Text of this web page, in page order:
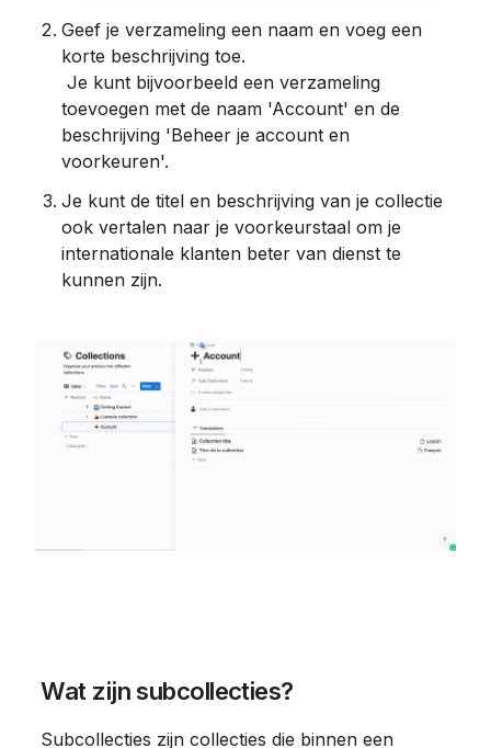
Geef je verzameling een naam en voeg een
korte beschrijving toe.
toevoegen met de naam 'Account' en de
beschrijving 'Beheer je account en
voorkeuren'.
Je kunt de titel en beschrijving van je collectie
ook vertalen naar je voorkeurstaal om je
internationale klanten beter van dienst te
kunnen zijn.
Wat zijn subcollecties?